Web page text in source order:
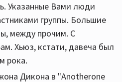
Указанные Вами люди
группы. Большие
между прочим. С
Хьюз, кстати, давеча был
рока.
Дикона в "Anotherone